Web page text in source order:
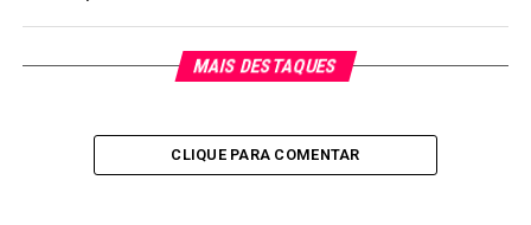
MAIS DESTAQUES
CLIQUE PARA COMENTAR